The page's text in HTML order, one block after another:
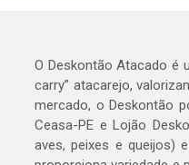
O Deskontão Atacado é
carry” atacarejo,
mercado, o Deskontão
Ceasa-PE e Lojão
aves, peixes e queijos)